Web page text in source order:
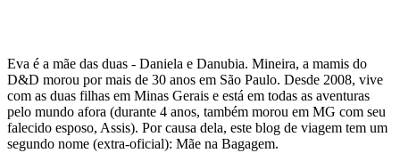
Eva é a mãe das duas - Daniela e Danubia. Mineira, a mamis do
D&D morou por mais de 30 anos em São Paulo. Desde 2008, vive
com as duas filhas em Minas Gerais e está em todas as aventuras
pelo mundo afora (durante 4 anos, também morou em MG com seu
falecido esposo, Assis). Por causa dela, este blog de viagem tem um
segundo nome (extra-oficial): Mãe na Bagagem.